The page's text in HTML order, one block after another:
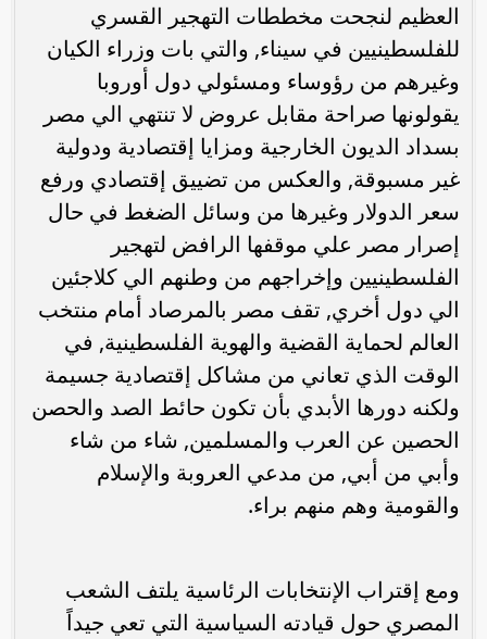
العظيم لنجحت مخططات التهجير القسري
للفلسطينيين في سيناء, والتي بات وزراء الكيان
وغيرهم من رؤوساء ومسئولي دول أوروبا
يقولونها صراحة مقابل عروض لا تنتهي الي مصر
بسداد الديون الخارجية ومزايا إقتصادية ودولية
غير مسبوقة, والعكس من تضييق إقتصادي ورفع
سعر الدولار وغيرها من وسائل الضغط في حال
إصرار مصر علي موقفها الرافض لتهجير
الفلسطينيين وإخراجهم من وطنهم الي كلاجئين
الي دول أخري, تقف مصر بالمرصاد أمام منتخب
العالم لحماية القضية والهوية الفلسطينية, في
الوقت الذي تعاني من مشاكل إقتصادية جسيمة
ولكنه دورها الأبدي بأن تكون حائط الصد والحصن
الحصين عن العرب والمسلمين, شاء من شاء
وأبي من أبي, من مدعي العروبة والإسلام
والقومية وهم منهم براء.
ومع إقتراب الإنتخابات الرئاسية يلتف الشعب
المصري حول قيادته السياسية التي تعي جيداً